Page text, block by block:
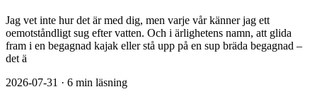
Jag vet inte hur det är med dig, men varje vår känner jag ett
oemotståndligt sug efter vatten. Och i ärlighetens namn, att glida
fram i en begagnad kajak eller stå upp på en sup bräda begagnad –
det ä
2026-07-31 · 6 min läsning